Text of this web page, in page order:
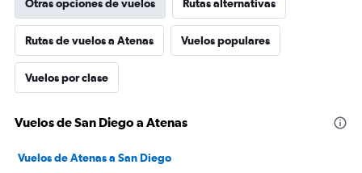
Otras opciones de vuelos Rutas alternativas
Rutas de vuelos a Atenas Vuelos populares
Vuelos por clase
Vuelos de San Diego a Atenas
Vuelos de Atenas a San Diego